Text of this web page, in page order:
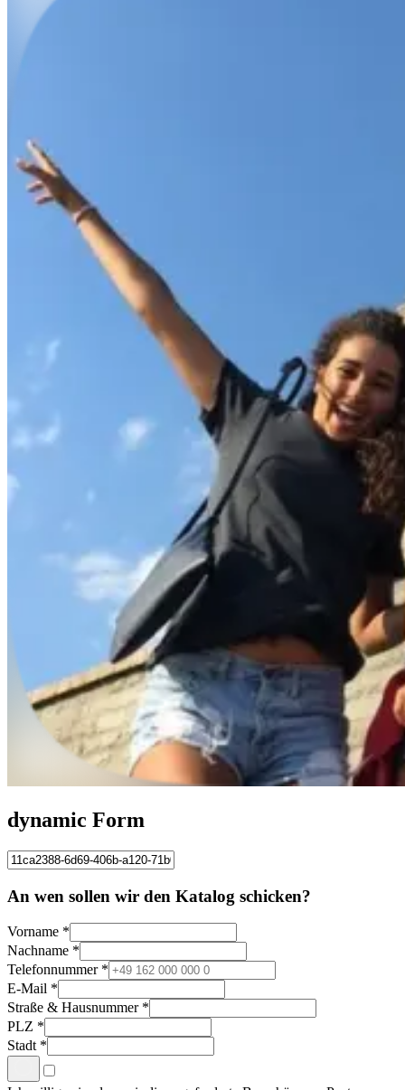
dynamic Form
An wen sollen wir den Katalog schicken?
Vorname *
Nachname *
Telefonnummer*
E-Mail *
Straße & Hausnummer*
PLZ *
Stadt*